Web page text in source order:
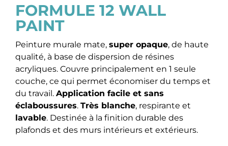
FORMULE 12 WALL
PAINT
Peinture murale mate, super opaque, de haute
qualité, à base de dispersion de résines
acryliques. Couvre principalement en 1 seule
couche, ce qui permet économiser du temps et
du travail. Application facile et sans
éclaboussures. Très blanche, respirante et
lavable. Destinée à la finition durable des
plafonds et des murs intérieurs et extérieurs.